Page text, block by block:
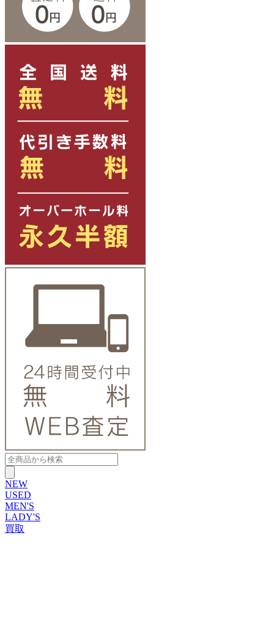
NEW
USED
MEN'S
LADY'S
買取